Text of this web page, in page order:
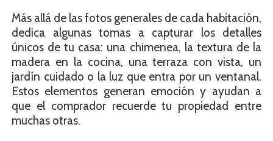
Más allá de las fotos generales de cada habitación,
dedica algunas tomas a capturar los detalles
únicos de tu casa: una chimenea, la textura de la
madera en la cocina, una terraza con vista, un
jardín cuidado o la luz que entra por un ventanal.
Estos elementos generan emoción y ayudan a
que el comprador recuerde tu propiedad entre
muchas otras.